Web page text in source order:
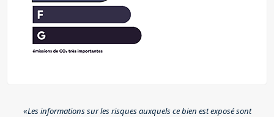
«Les informations sur les risques auxquels ce bien est exposé sont